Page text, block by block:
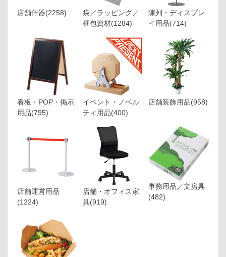
店舗什器(2258)
袋／ラッピング／
梱包資材(1284)
陳列・ディスプレ
イ用品(714)
看板・POP・掲示
用品(795)
イベント・ノベル
ティ用品(400)
店舗装飾用品(958)
店舗運営用品
(1224)
店舗・オフィス家
具(919)
事務用品／文房具
(482)